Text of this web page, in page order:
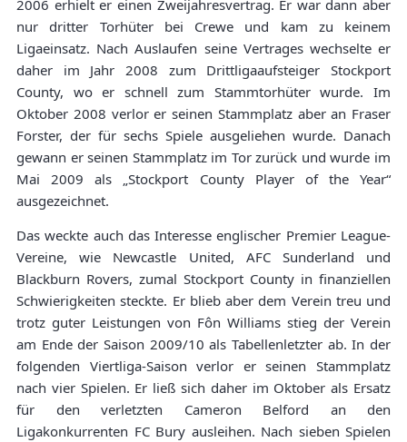
2006 erhielt er einen Zweijahresvertrag. Er war dann aber
nur dritter Torhüter bei Crewe und kam zu keinem
Ligaeinsatz. Nach Auslaufen seine Vertrages wechselte er
daher im Jahr 2008 zum Drittligaaufsteiger Stockport
County, wo er schnell zum Stammtorhüter wurde. Im
Oktober 2008 verlor er seinen Stammplatz aber an Fraser
Forster, der für sechs Spiele ausgeliehen wurde. Danach
gewann er seinen Stammplatz im Tor zurück und wurde im
Mai 2009 als „Stockport County Player of the Year“
ausgezeichnet.
Das weckte auch das Interesse englischer Premier League-
Vereine, wie Newcastle United, AFC Sunderland und
Blackburn Rovers, zumal Stockport County in finanziellen
Schwierigkeiten steckte. Er blieb aber dem Verein treu und
trotz guter Leistungen von Fôn Williams stieg der Verein
am Ende der Saison 2009/10 als Tabellenletzter ab. In der
folgenden Viertliga-Saison verlor er seinen Stammplatz
nach vier Spielen. Er ließ sich daher im Oktober als Ersatz
für den verletzten Cameron Belford an den
Ligakonkurrenten FC Bury ausleihen. Nach sieben Spielen